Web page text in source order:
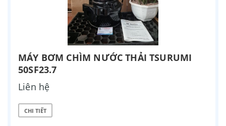
MÁY BƠM CHÌM NƯỚC THẢI TSURUMI
50SF23.7
Liên hệ
CHI TIẾT